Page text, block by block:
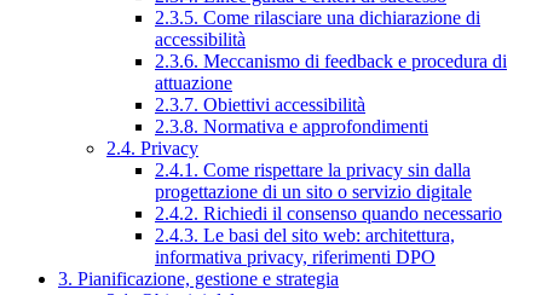
2.3.5. Come rilasciare una dichiarazione di
accessibilità
2.3.6. Meccanismo di feedback e procedura di
attuazione
2.3.7. Obiettivi accessibilità
2.3.8. Normativa e approfondimenti
2.4. Privacy
2.4.1. Come rispettare la privacy sin dalla
progettazione di un sito o servizio digitale
2.4.2. Richiedi il consenso quando necessario
2.4.3. Le basi del sito web: architettura,
informativa privacy, riferimenti DPO
3. Pianificazione, gestione e strategia